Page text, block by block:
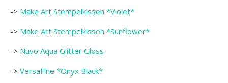
-> Make Art Stempelkissen *Violet*
-> Make Art Stempelkissen *Sunflower*
-> Nuvo Aqua Glitter Gloss
-> VersaFine *Onyx Black*